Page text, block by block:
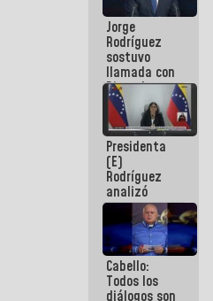
a servidores
públicos
Jorge
Rodríguez
sostuvo
llamada con
Dinorah
Figuera y
acuerdan
primer
encuentro
presencial
para el
diálogo
Presidenta
(E)
Rodríguez
analizó
junto a
gobernadores
planes de
recuperación
del Sistema
Eléctrico
Cabello:
Todos los
diálogos son